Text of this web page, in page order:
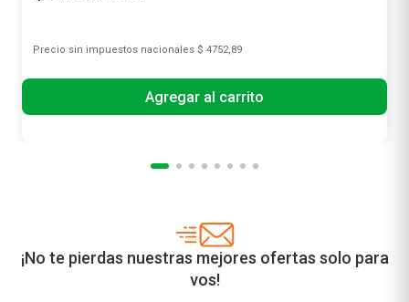
Precio sin impuestos nacionales $ 4752,89
Agregar al carrito
¡No te pierdas nuestras mejores ofertas solo para
vos!